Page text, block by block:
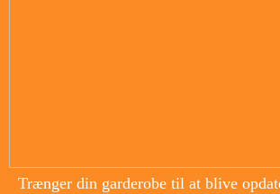
Trænger din garderobe til at blive